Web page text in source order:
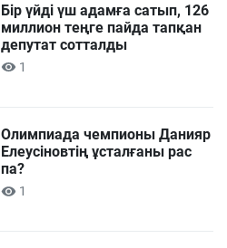
Бір үйді үш адамға сатып, 126
миллион теңге пайда тапқан
депутат сотталды
1
Олимпиада чемпионы Данияр
Елеусіновтің ұсталғаны рас
па?
1